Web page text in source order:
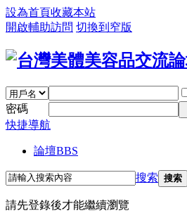
設為首頁收藏本站
開啟輔助訪問 切換到窄版
密碼
快捷導航
論壇BBS
搜索 搜索
請先登錄後才能繼續瀏覽